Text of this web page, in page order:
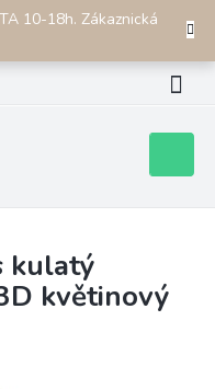
10-18h. Zákaznická
košík
kulatý
květinový